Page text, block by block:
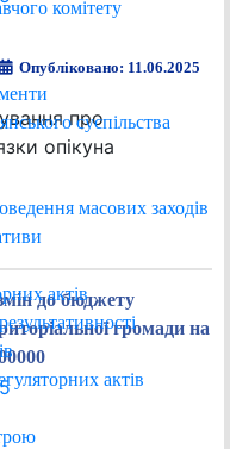
комітету
суспільства
масових заходів
актів
актів
Опубліковано: 11.06.2025
про
опікуна
до бюджету
громади на